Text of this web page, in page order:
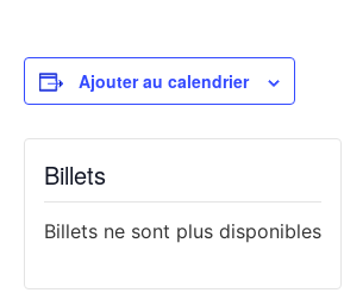
Ajouter au calendrier
Billets
Billets ne sont plus disponibles